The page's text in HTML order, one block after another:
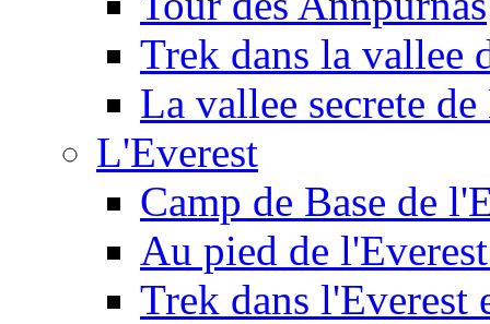
Trek dans la vallee
La vallee secrete
L'Everest
Camp de Base de
Au pied de
Trek dans l'Everest